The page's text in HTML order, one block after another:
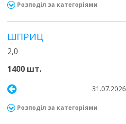
Розподіл за категоріями
ШПРИЦ
2,0
1400 шт.
31.07.2026
Розподіл за категоріями